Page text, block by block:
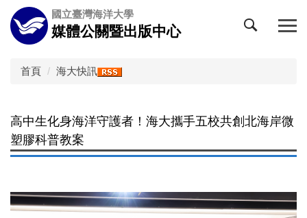
跳
到
主
國立臺灣海洋大學
媒體公關暨出版中心
首頁 海大快訊
高中生化身海洋守護者！海大攜手五校共創北海岸微
塑膠科普教案